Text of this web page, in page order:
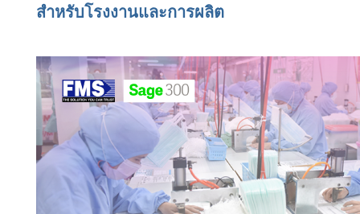
สำหรับโรงงานและการผลิต